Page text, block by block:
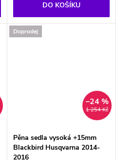
DO KOŠÍKU
Doprodej
1 254 Kč
–24 %
Pěna sedla vysoká +15mm
Blackbird Husqvarna 2014-
2016